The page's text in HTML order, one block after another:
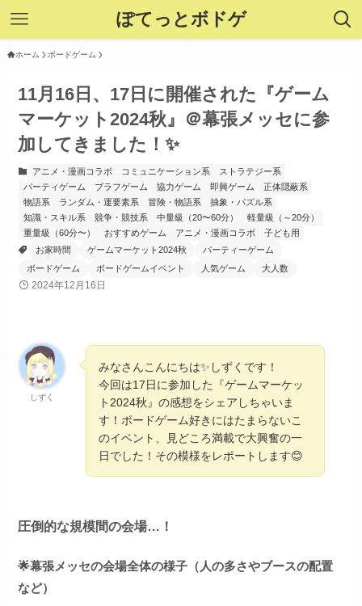
ぽてっとボドゲ
ホーム ボードゲーム
11月16日、17日に開催された『ゲーム
マーケット2024秋』＠幕張メッセに参
加してきました！✨
アニメ・漫画コラボ コミュニケーション系
ストラテジー系
パーティゲーム
ブラフゲーム 協力ゲーム 即興ゲーム
正体隠蔽系
物語系
ランダム・運要素系 冒険・物語系
抽象・パズル系
知識・スキル系
競争・競技系 中量級（20〜60分）
軽量級（～20分）
重量級（60分〜）
おすすめゲーム アニメ・漫画コラボ
子ども用
お家時間
ゲームマーケット2024秋
パーティーゲーム
ボードゲーム
ボードゲームイベント 人気ゲーム 大人数
2024年12月16日
しずく
みなさんこんにちは✨しずくです！
今回は17日に参加した『ゲームマーケッ
ト2024秋』の感想をシェアしちゃいま
す！ボードゲーム好きにはたまらないこ
のイベント、見どころ満載で大興奮の一
日でした！その模様をレポートします😊
圧倒的な規模間の会場…！
🌟幕張メッセの会場全体の様子（人の多さやブースの配置
など）